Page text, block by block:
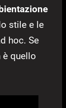
stile e le
hoc. Se
quello